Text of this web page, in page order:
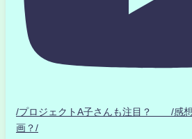
/プロジェクトA子さんも注目？ /感想
画？/